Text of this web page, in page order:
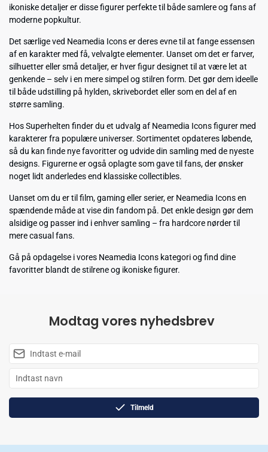
ikoniske detaljer er disse figurer perfekte til både samlere og fans af
moderne popkultur.
Det særlige ved Neamedia Icons er deres evne til at fange essensen
af en karakter med få, velvalgte elementer. Uanset om det er farver,
silhuetter eller små detaljer, er hver figur designet til at være let at
genkende – selv i en mere simpel og stilren form. Det gør dem ideelle
til både udstilling på hylden, skrivebordet eller som en del af en
større samling.
Hos Superhelten finder du et udvalg af Neamedia Icons figurer med
karakterer fra populære universer. Sortimentet opdateres løbende,
så du kan finde nye favoritter og udvide din samling med de nyeste
designs. Figurerne er også oplagte som gave til fans, der ønsker
noget lidt anderledes end klassiske collectibles.
Uanset om du er til film, gaming eller serier, er Neamedia Icons en
spændende måde at vise din fandom på. Det enkle design gør dem
alsidige og passer ind i enhver samling – fra hardcore nørder til
mere casual fans.
Gå på opdagelse i vores Neamedia Icons kategori og find dine
favoritter blandt de stilrene og ikoniske figurer.
Modtag vores nyhedsbrev
Tilmeld